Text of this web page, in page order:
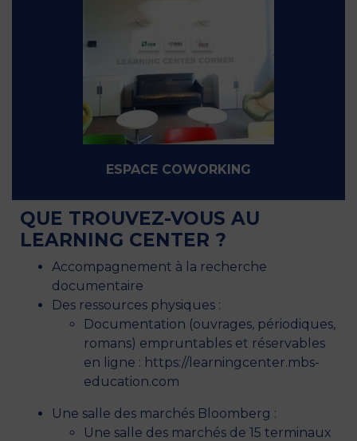
ESPACE COWORKING
QUE TROUVEZ-VOUS AU
LEARNING CENTER ?
Accompagnement à la recherche
documentaire
Des ressources physiques :
Documentation (ouvrages, périodiques,
romans) empruntables et réservables
en ligne : https://learningcenter.mbs-
education.com
Une salle des marchés Bloomberg :
Une salle des marchés de 15 terminaux